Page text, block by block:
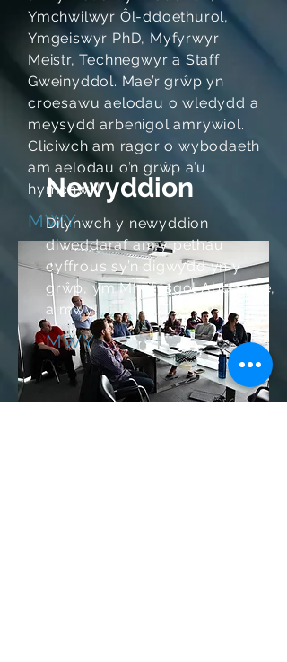
Ymchwilwyr Ôl-ddoethurol,
Ymgeiswyr PhD, Myfyrwyr
Meistr, Technegwyr a Staff
Gweinyddol. Mae’r grŵp yn
croesawu aelodau o wledydd a
meysydd arbenigol amrywiol.
Cliciwch am ragor o wybodaeth
am aelodau o’n grŵp a’u
hymchwil!
MWY
Newyddion
Dilynwch y newyddion
diweddaraf am y pethau
cyffrous sy’n digwydd yn y
grŵp, ym Mhrifysgol Abertawe,
a mwy!
MWY